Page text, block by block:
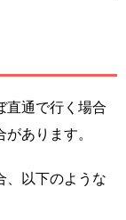
直通で行く場合
あります。
、以下のような